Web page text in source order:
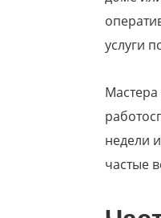
услуги
недели
частые